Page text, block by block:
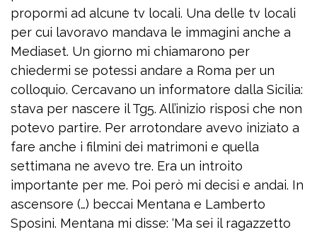
propormi ad alcune tv locali. Una delle tv locali
per cui lavoravo mandava le immagini anche a
Mediaset. Un giorno mi chiamarono per
chiedermi se potessi andare a Roma per un
colloquio. Cercavano un informatore dalla Sicilia:
stava per nascere il Tg5. All’inizio risposi che non
potevo partire. Per arrotondare avevo iniziato a
fare anche i filmini dei matrimoni e quella
settimana ne avevo tre. Era un introito
importante per me. Poi però mi decisi e andai. In
ascensore (…) beccai Mentana e Lamberto
Sposini. Mentana mi disse: ‘Ma sei il ragazzetto